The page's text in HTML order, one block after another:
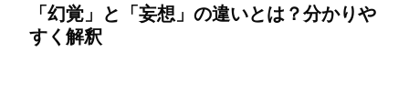
「幻覚」と「妄想」の違いとは？分かりや
すく解釈